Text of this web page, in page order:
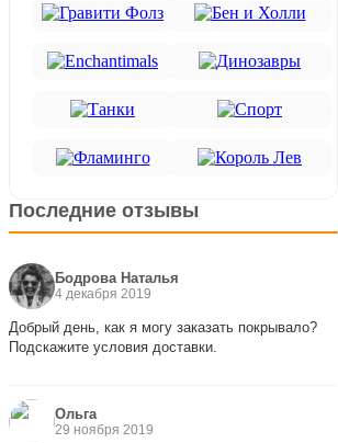
Последние отзывы
Бодрова Наталья
4 декабря 2019
Добрый день, как я могу заказать покрывало?
Подскажите условия доставки.
Ольга
29 ноября 2019